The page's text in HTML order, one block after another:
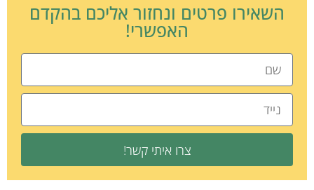
השאירו פרטים ונחזור אליכם בהקדם
האפשרי!
צרו איתי קשר!